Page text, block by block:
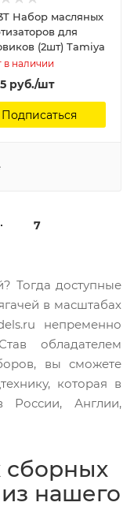
Набор масляных
для
(2шт) Tamiya
в наличии
руб./шт
Подписаться
7
Тогда доступные
в масштабах
непременно
обладателем
вы сможете
которая в
России, Англии,
сборных
нашего